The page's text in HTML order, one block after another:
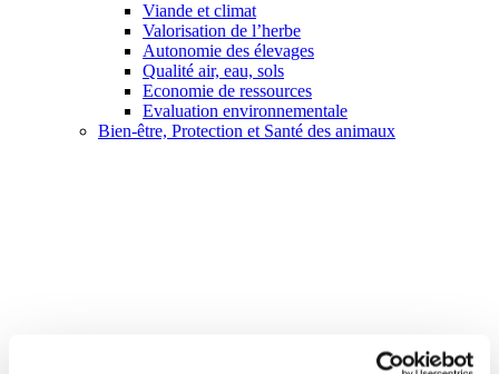
Viande et climat
Valorisation de l’herbe
Autonomie des élevages
Qualité air, eau, sols
Economie de ressources
Evaluation environnementale
Bien-être, Protection et Santé des animaux